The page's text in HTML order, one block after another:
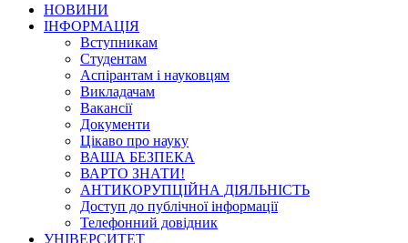
НОВИНИ
ІНФОРМАЦІЯ
Вступникам
Студентам
Аспірантам і науковцям
Викладачам
Вакансії
Документи
Цікаво про науку
ВАША БЕЗПЕКА
ВАРТО ЗНАТИ!
АНТИКОРУПЦІЙНА ДІЯЛЬНІСТЬ
Доступ до публічної інформації
Телефонний довідник
УНІВЕРСИТЕТ